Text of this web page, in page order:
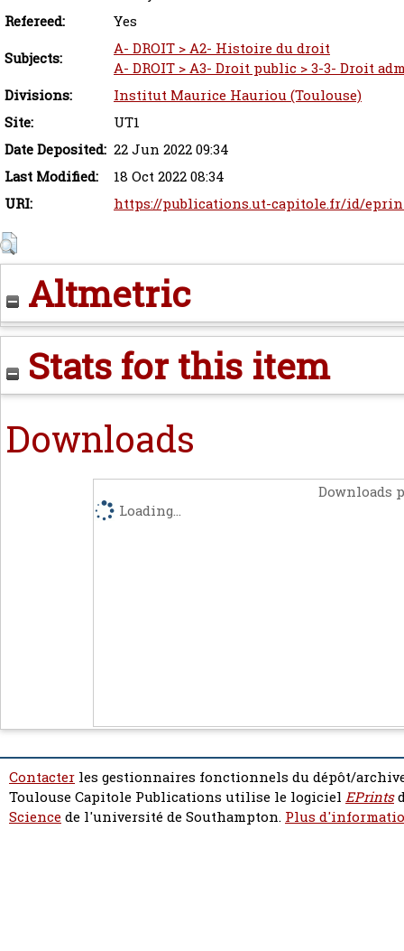
Refereed:
Yes
Subjects:
A- DROIT > A2- Histoire du droit
A- DROIT > A3- Droit public > 3-3- Droit
Divisions:
Institut Maurice Hauriou (Toulouse)
Site:
UT1
Date Deposited: 22 Jun 2022 09:34
Last Modified:
18 Oct 2022 08:34
URI:
https://publications.ut-capitole.fr/id/
Altmetric
Stats for this item
Downloads
Downloads
Loading...
Contacter les gestionnaires fonctionnels du dépôt/
Toulouse Capitole Publications utilise le logiciel EPrints
Sciencede l'université de Southampton. Plus